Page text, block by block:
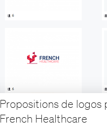
Propositions de logos
French Healthcare